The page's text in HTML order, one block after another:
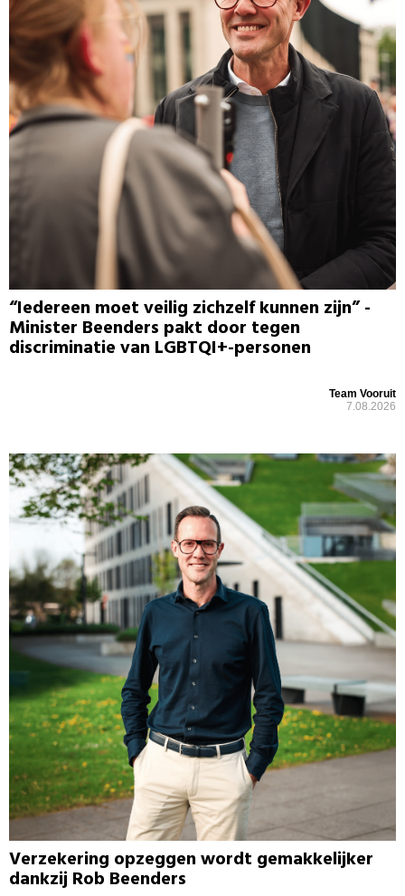
“Iedereen moet veilig zichzelf kunnen zijn” -
Minister Beenders pakt door tegen
discriminatie van LGBTQI+-personen
Team Vooruit
7.08.2026
Verzekering opzeggen wordt gemakkelijker
dankzij Rob Beenders